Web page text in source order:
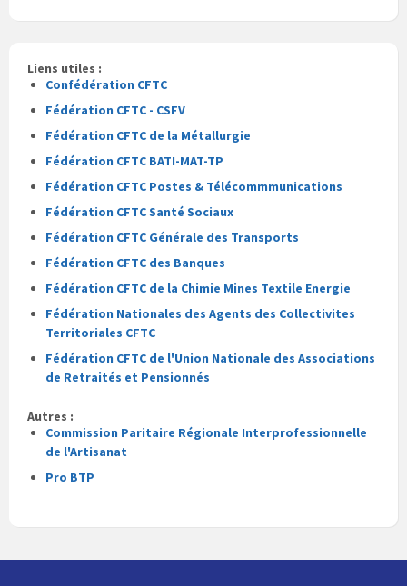
fichier
fichier
Liens utiles :
Confédération CFTC
Fédération CFTC - CSFV
Fédération CFTC de la Métallurgie
Fédération CFTC BATI-MAT-TP
Fédération CFTC Postes & Télécommmunications
Fédération CFTC Santé Sociaux
Fédération CFTC Générale des Transports
Fédération CFTC des Banques
Fédération CFTC de la Chimie Mines Textile Energie
Fédération Nationales des Agents des Collectivites
Territoriales CFTC
Fédération CFTC de l'Union Nationale des Associations
de Retraités et Pensionnés
Autres :
Commission Paritaire Régionale Interprofessionnelle
de l'Artisanat
Pro BTP